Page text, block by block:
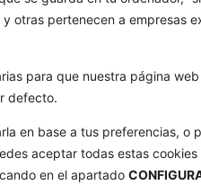
otras pertenecen a empresas
para que nuestra página
defecto.
en base a tus preferencias, o
aceptar todas estas
en el apartado
64, Cacheiras